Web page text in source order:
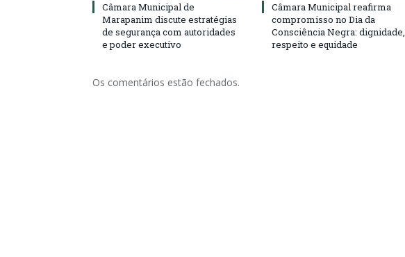
Câmara Municipal de
Marapanim discute estratégias
de segurança com autoridades
e poder executivo
Câmara Municipal reafirma
compromisso no Dia da
Consciência Negra: dignidade,
respeito e equidade
Os comentários estão fechados.